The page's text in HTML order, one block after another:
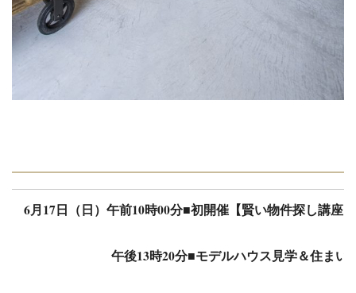
6月17日（日）午前10時00分■初開催【賢い物件探し講座
午後13時20分■モデルハウス見